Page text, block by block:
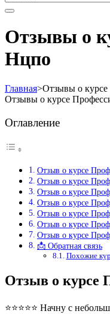
Отзывы о
Нцпо
Главная>Отзывы о курсе
Отзывы о курсе
Оглавление
Отзыв о курсе
Отзыв о курсе
Отзыв о курсе
Отзыв о курсе
Отзыв о курсе
Отзыв о курсе
Отзыв о курсе
📩 Обратная связь
Похожие
Отзыв о курсе
⭐⭐⭐⭐⭐ Начну с